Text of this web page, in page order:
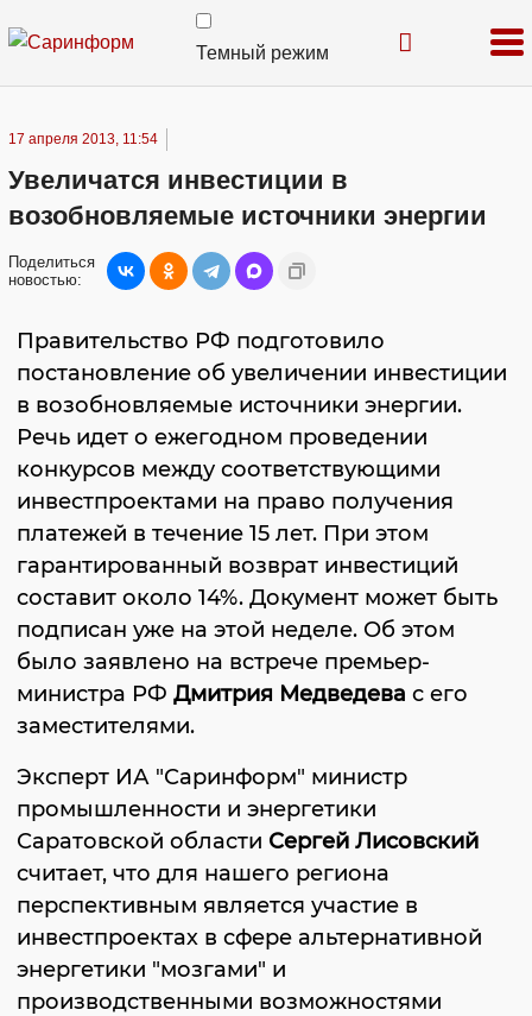
Темный режим
17 апреля 2013, 11:54
Увеличатся инвестиции в
возобновляемые источники энергии
Поделиться
новостью:
Правительство РФ подготовило
постановление об увеличении инвестиции
в возобновляемые источники энергии.
Речь идет о ежегодном проведении
конкурсов между соответствующими
инвестпроектами на право получения
платежей в течение 15 лет. При этом
гарантированный возврат инвестиций
составит около 14%. Документ может быть
подписан уже на этой неделе. Об этом
было заявлено на встрече премьер-
министра РФ Дмитрия Медведева с его
заместителями.
Эксперт ИА "Саринформ" министр
промышленности и энергетики
Саратовской области Сергей Лисовский
считает, что для нашего региона
перспективным является участие в
инвестпроектах в сфере альтернативной
энергетики "мозгами" и
производственными возможностями